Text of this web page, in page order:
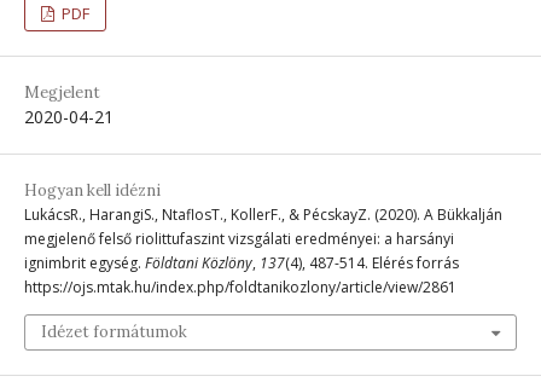
PDF
Megjelent
2020-04-21
Hogyan kell idézni
LukácsR., HarangiS., NtaflosT., KollerF., & PécskayZ. (2020). A Bükkalján
megjelenő felső riolittufaszint vizsgálati eredményei: a harsányi
ignimbrit egység. Földtani Közlöny, 137(4), 487-514. Elérés forrás
https://ojs.mtak.hu/index.php/foldtanikozlony/article/view/2861
Idézet formátumok